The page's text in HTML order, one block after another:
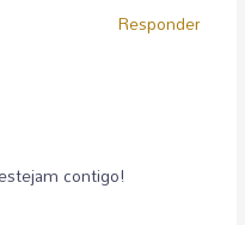
Responder
contigo!